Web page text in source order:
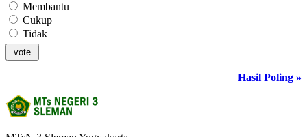
Membantu
Cukup
Tidak
Hasil Poling »